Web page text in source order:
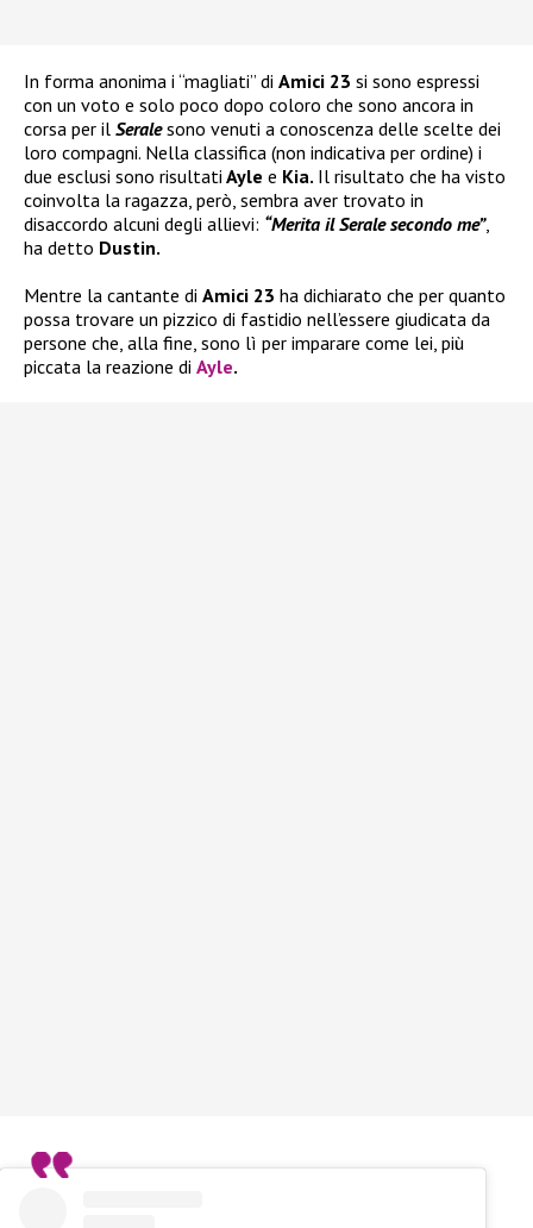
In forma anonima i “magliati” di Amici 23 si sono espressi
con un voto e solo poco dopo coloro che sono ancora in
corsa per il Seralesono venuti a conoscenza delle scelte dei
loro compagni. Nella classifica (non indicativa per ordine) i
due esclusi sono risultati Ayle e Kia. Il risultato che ha visto
coinvolta la ragazza, però, sembra aver trovato in
disaccordo alcuni degli allievi: “Merita il Serale secondo me”,
ha detto Dustin.
Mentre la cantante di Amici 23 ha dichiarato che per quanto
possa trovare un pizzico di fastidio nell’essere giudicata da
persone che, alla fine, sono lì per imparare come lei, più
piccata la reazione di Ayle.